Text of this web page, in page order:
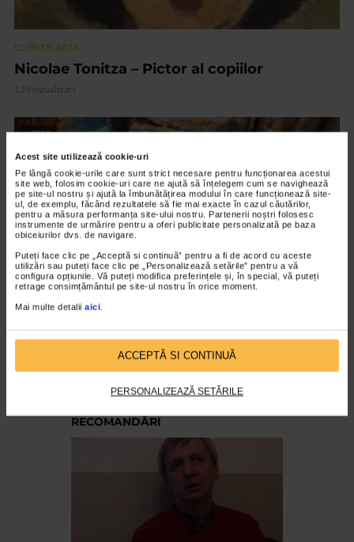
Acest site utilizează cookie-uri
Pe lângă cookie-urile care sunt strict necesare pentru funcționarea acestui
site web, folosim cookie-uri care ne ajută să înțelegem cum se navighează
pe site-ul nostru și ajută la îmbunătățirea modului în care funcționează site-
ul, de exemplu, făcând rezultatele să fie mai exacte în cazul căutărilor,
pentru a măsura performanța site-ului nostru. Partenerii noștri folosesc
instrumente de urmărire pentru a oferi publicitate personalizată pe baza
obiceiurilor dvs. de navigare.
Puteți face clic pe „Acceptă si continuă” pentru a fi de acord cu aceste
utilizări sau puteți face clic pe „Personalizează setările” pentru a vă
configura opțiunile. Vă puteți modifica preferințele și, în special, vă puteți
retrage consimțământul pe site-ul nostru în orice moment.
Mai multe detalii aici
ACCEPTĂ SI CONTINUĂ
PERSONALIZEAZĂ SETĂRILE
CLIPA DE ARTA
Nicolae Tonitza – Pictor al copiilor
139 vizualizari
VIDEO
ARTS and ARTISTS. Anca Coller – “Cenușa
RECOMANDĂRI